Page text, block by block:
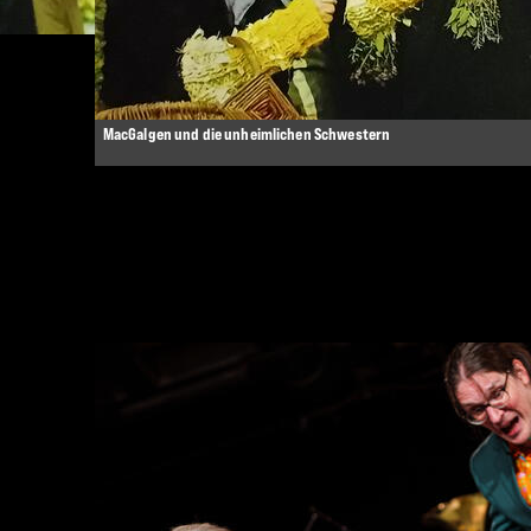
Spielerteam sind selbst erst 8 Jahre alt.«
Hildesheimer Allgemeine Zeitung 2003
MacGalgen und die unheimlichen Schwestern